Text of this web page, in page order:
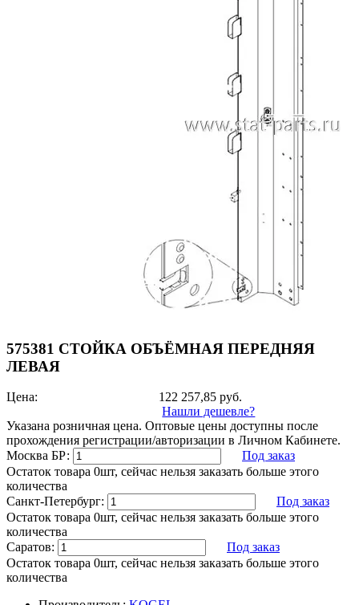
575381 СТОЙКА ОБЪЁМНАЯ ПЕРЕДНЯЯ
ЛЕВАЯ
Цена: 122 257,85руб.
Нашли дешевле?
Указана розничная цена. Оптовые цены доступны после
прохождения регистрации/авторизации в Личном Кабинете.
Москва БР:
Под заказ
Остаток товара 0шт, сейчас нельзя заказать больше этого
количества
Санкт-Петербург:
Под заказ
Остаток товара 0шт, сейчас нельзя заказать больше этого
количества
Саратов:
Под заказ
Остаток товара 0шт, сейчас нельзя заказать больше этого
количества